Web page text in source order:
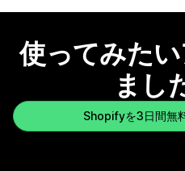
使ってみた
まし
Shopifyを3日間無